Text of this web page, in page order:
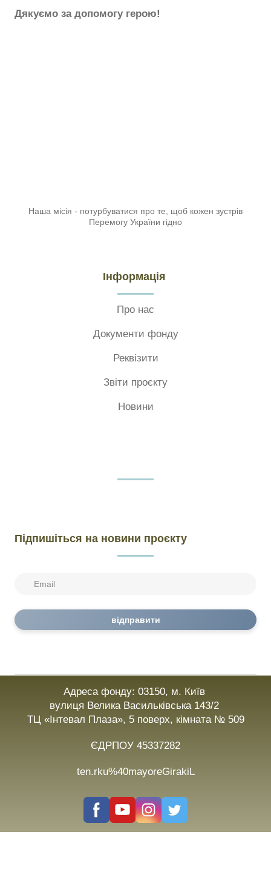
Дякуємо за допомогу герою!
Наша місія - потурбуватися про те, щоб кожен зустрів
Перемогу України гідно
Інформація
Про нас
Документи фонду
Реквізити
Звіти проєкту
Новини
Підпишіться на новини проєкту
відправити
Адреса фонду: 03150, м. Київ
вулиця Велика Васильківська 143/2
ТЦ «Інтевал Плаза», 5 поверх, кімната № 509
ЄДРПОУ 45337282
ten.rku%40mayoreGirakiL